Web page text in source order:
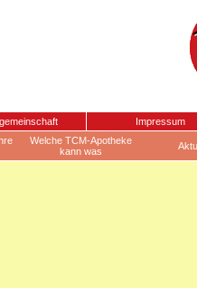
Impressum
Welche TCM-Apotheke
kann was